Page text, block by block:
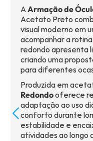
AArmação de
Acetato Preto
visual moderno em
acompanhar a
redondo apresenta
criando uma
para diferentes
Produzida em
Redondooferece
adaptação ao uso
conforto durante
estabilidade e
atividades ao longo